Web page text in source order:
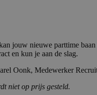
jouw nieuwe parttime
en kun je aan de slag.
Oonk, Medewerker
niet op prijs gesteld.